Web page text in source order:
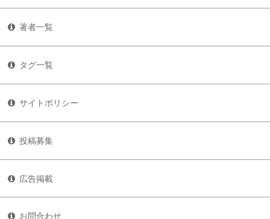
著者一覧
タグ一覧
サイトポリシー
投稿募集
広告掲載
お問合わせ